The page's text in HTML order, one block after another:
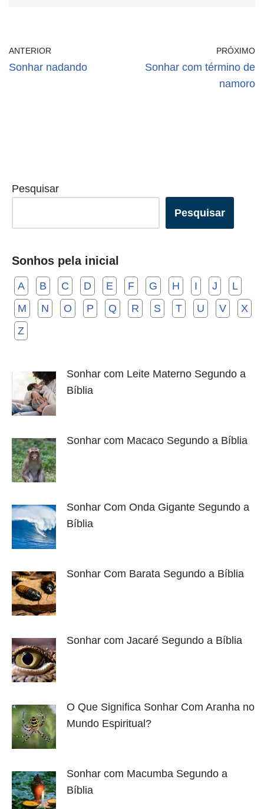
ANTERIOR
Sonhar nadando
PRÓXIMO
Sonhar com término de
namoro
Pesquisar
Pesquisar
Sonhos pela inicial
A B C D E F G H I J
L
M
N O P Q R S T U V
X
Z
Sonhar com Leite Materno Segundo a
Bíblia
Sonhar com Macaco Segundo a Bíblia
Sonhar Com Onda Gigante Segundo a
Bíblia
Sonhar Com Barata Segundo a Bíblia
Sonhar com Jacaré Segundo a Bíblia
O Que Significa Sonhar Com Aranha no
Mundo Espiritual?
Sonhar com Macumba Segundo a
Bíblia